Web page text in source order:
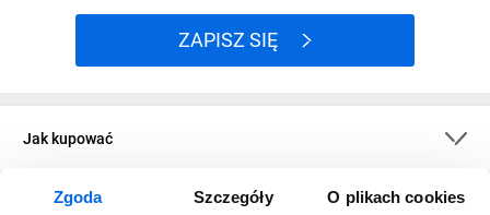
Zgoda Szczegóły O plikach cookies
ZAPISZ SIĘ
Jak kupować
O firmie